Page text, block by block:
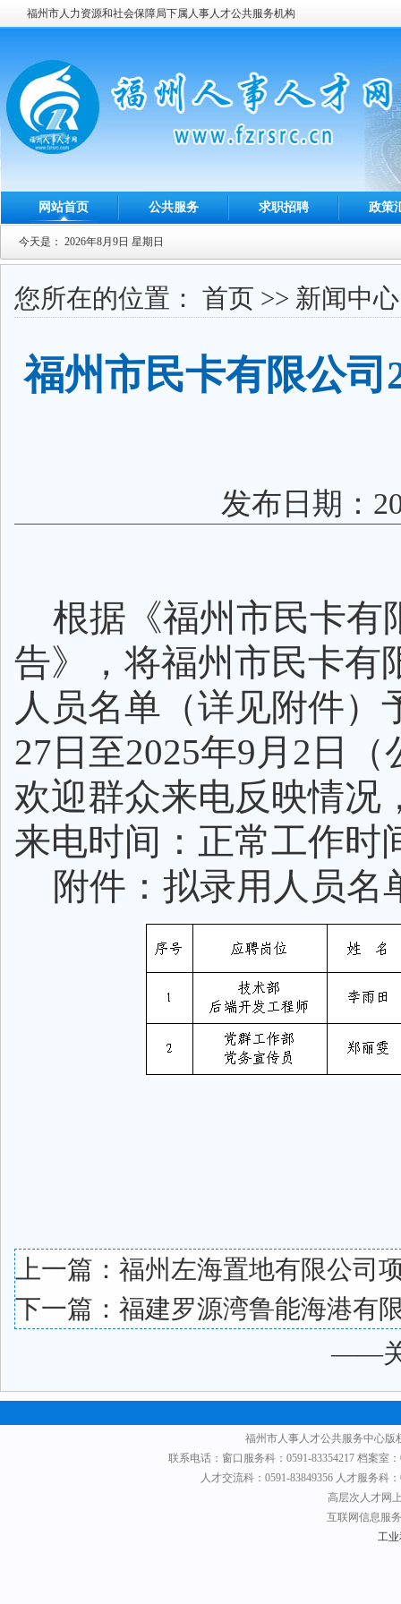
福州市人力资源和社会保障局下属人事人才公共服务机构
网站首页 公共服务 求职招聘 政策
今天是： 2026年8月9日 星期日
您所在的位置： 首页 >> 新闻中心
福州市民卡有限公司
发布日期：
根据《福州市民卡有
告》， 将福州市民卡有
人员名单（详见附件）
27日至2025年9月2日
欢迎群众来电反映情况
来电时间：正常工作时
附件：拟录用人员名
上一篇： 福州左海置地有限公司
下一篇： 福建罗源湾鲁能海港有
——
福州市人事人才公共服务中心版
联系电话：窗口服务科：0591-83354217 档案室
人才交流科：0591-83849356 人才服务科
高层次人才网
互联网信息服
工